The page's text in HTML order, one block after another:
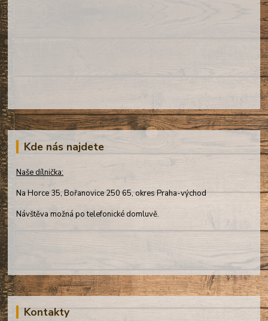
Kde nás najdete
Naše dílnička:
Na Horce 35, Bořanovice 250 65, okres Praha-východ
Návštěva možná po telefonické domluvě.
Kontakty